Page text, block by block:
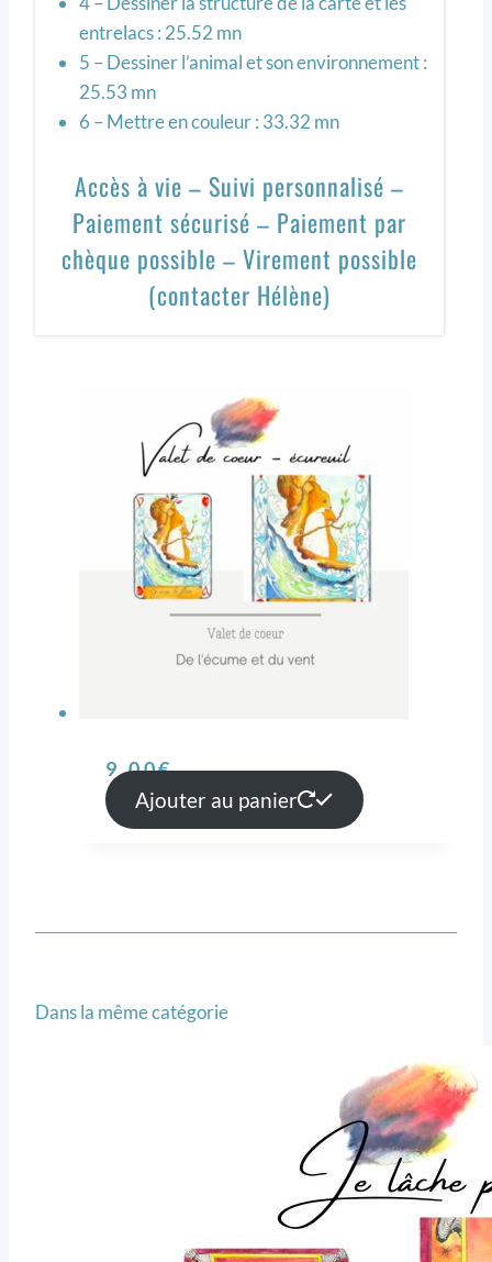
entrelacs : 25.52 mn
5 – Dessiner l’animal et son environnement :
25.53 mn
6 – Mettre en couleur : 33.32 mn
Accès à vie – Suivi personnalisé –
Paiement sécurisé – Paiement par
chèque possible – Virement possible
(contacter Hélène)
9,00€
Ajouter au panier
Dans la même catégorie